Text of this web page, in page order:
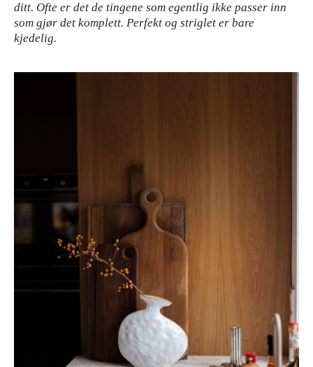
ditt. Ofte er det de tingene som egentlig ikke passer inn
som gjør det komplett. Perfekt og striglet er bare
kjedelig.